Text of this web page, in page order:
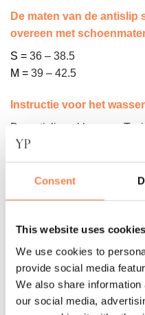
Consent
This website uses cookies
We use cookies to
provide social media
We also share
our social media,
De maten van de
overeen met
S = 36 – 38.5
M = 39 – 42.5
Instructie voor het
De antislip sokken van
sokken binnenste buiten
antislip laag te
drogen of op een lage
chemicaliën. Strijk de
sokken beschadigen
Over het merk
Tavi begon met één